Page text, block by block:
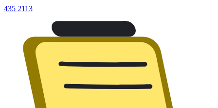
435 2113